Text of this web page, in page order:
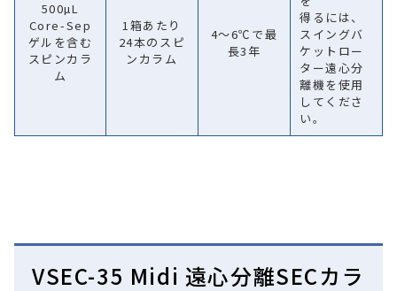
500µL
Core-Sep
ゲルを含む
スピンカラ
ム
1箱あたり
24本のスピ
ンカラム
4～6℃で最
長3年
得るには、
スイングバ
ケットロー
ター遠心分
離機を使用
してくださ
い。
VSEC-35 Midi 遠心分離SECカラ